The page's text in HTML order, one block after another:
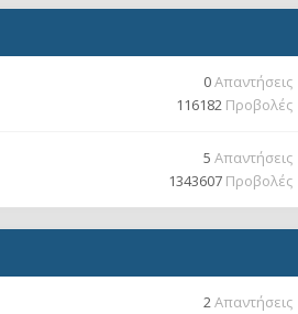
0Απαντήσεις
116182 Προβολές
5 Απαντήσεις
1343607 Προβολές
2Απαντήσεις